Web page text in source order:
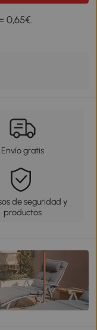
0,65€.
Envío gratis
de seguridad y
productos